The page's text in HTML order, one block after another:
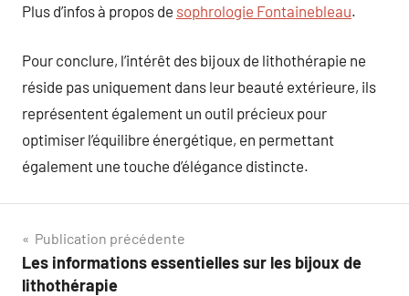
Plus d’infos à propos de sophrologie Fontainebleau.
Pour conclure, l’intérêt des bijoux de lithothérapie ne
réside pas uniquement dans leur beauté extérieure, ils
représentent également un outil précieux pour
optimiser l’équilibre énergétique, en permettant
également une touche d’élégance distincte.
Navigation
de
Publication précédente
Les informations essentielles sur les bijoux de
lithothérapie